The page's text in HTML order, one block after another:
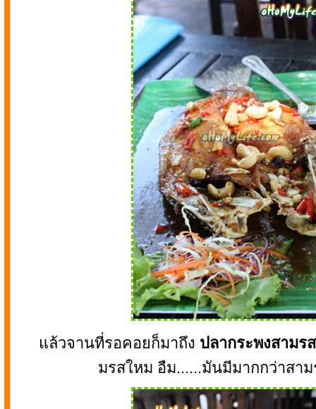
แล้วจานที่รอคอยก็มาถึง ปลากระพงสามรส
มรสใหม อืม......มันมีมากกว่าสาม